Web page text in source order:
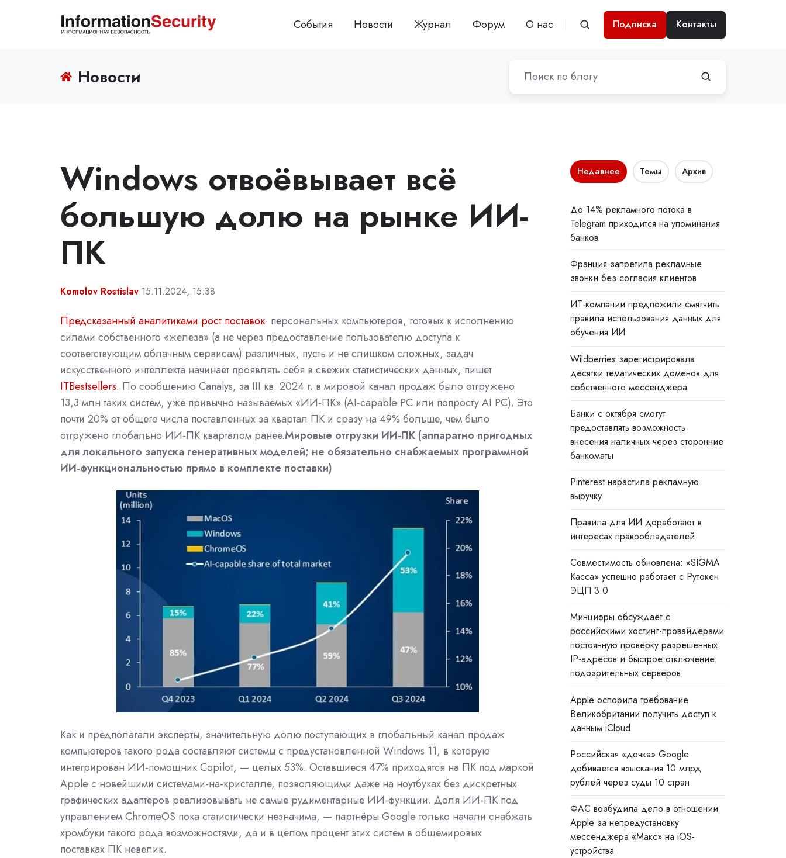
События Новости Журнал Форум О нас Подписка Контакты
Новости
Windows отвоёвывает всё
большую долю на рынке ИИ-
ПК
Komolov Rostislav 15.11.2024, 15:38
Предсказанный аналитиками рост поставок персональных компьютеров, готовых к исполнению
силами собственного «железа» (а не через предоставление пользователю доступа к
соответствующим облачным сервисам) различных, пусть и не слишком сложных, задач
искусственного интеллекта начинает проявлять себя в свежих статистических данных, пишет
ITBestsellers. По сообщению Canalys, за III кв. 2024 г. в мировой канал продаж было отгружено
13,3 млн таких систем, уже привычно называемых «ИИ-ПК» (AI-capable PC или попросту AI PC). Это
почти 20% от общего числа поставленных за квартал ПК и сразу на 49% больше, чем было
отгружено глобально ИИ-ПК кварталом ранее.Мировые отгрузки ИИ-ПК (аппаратно пригодных
для локального запуска генеративных моделей; не обязательно снабжаемых программной
ИИ-функциональностью прямо в комплекте поставки)
Как и предполагали эксперты, значительную долю поступающих в глобальный канал продаж
компьютеров такого рода составляют системы с предустановленной Windows 11, в которую
интегрирован ИИ-помощник Copilot, — целых 53%. Оставшиеся 47% приходятся на ПК под маркой
Apple с новейшими системами-на-кристалле, позволяющими даже на ноутбуках без дискретных
графических адаптеров реализовывать не самые рудиментарные ИИ-функции. Доля ИИ-ПК под
управлением ChromeOS пока статистически незначима, — партнёры Google только начали снабжать
хромбуки такого рода возможностями, да и в целом процент этих систем в общемировых
поставках ПК невелик.
Недавнее Темы Архив
До 14% рекламного потока в
Telegram приходится на упоминания
банков
Франция запретила рекламные
звонки без согласия клиентов
ИТ-компании предложили смягчить
правила использования данных для
обучения ИИ
Wildberries зарегистрировала
десятки тематических доменов для
собственного мессенджера
Банки с октября смогут
предоставлять возможность
внесения наличных через сторонние
банкоматы
Pinterest нарастила рекламную
выручку
Правила для ИИ доработают в
интересах правообладателей
Совместимость обновлена: «SIGMA
Касса» успешно работает с Рутокен
ЭЦП 3.0
Минцифры обсуждает с
российскими хостинг-провайдерами
постоянную проверку разрешённых
IP-адресов и быстрое отключение
подозрительных серверов
Apple оспорила требование
Великобритании получить доступ к
данным iCloud
Российская «дочка» Google
добивается взыскания 10 млрд
рублей через суды 10 стран
ФАС возбудила дело в отношении
Apple за непредустановку
мессенджера «Макс» на iOS-
устройства